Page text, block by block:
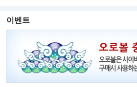
이벤트